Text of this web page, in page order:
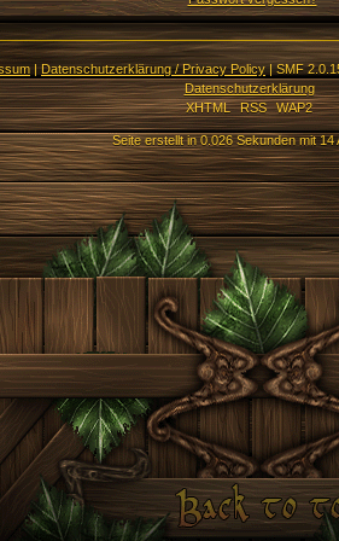
|Datenschutzerklärung / Privacy Policy|SMF
Datenschutzerklärung
XHTML
RSS WAP2
Seite erstellt in 0.026 Sekunden mit 14